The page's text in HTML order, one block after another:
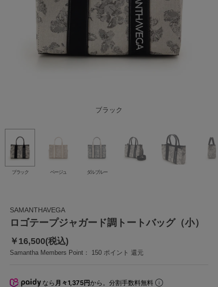
ブラック
ベージュ
ダルブルー
ブラック ベージュ ダルブルー
SAMANTHAVEGA
ロゴテープジャガード調トートバッグ（小）
￥16,500(税込)
Samantha Members Point： 150 ポイント 還元
なら 月々1,375円から。分割手数料無料